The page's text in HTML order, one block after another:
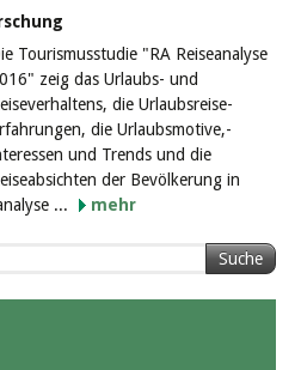
Tourismusstudie "RA Reiseanalyse
zeig das Urlaubs- und
die Urlaubsreise-
die Urlaubsmotive,-
und Trends und die
der Bevölkerung in
...
mehr
Suche